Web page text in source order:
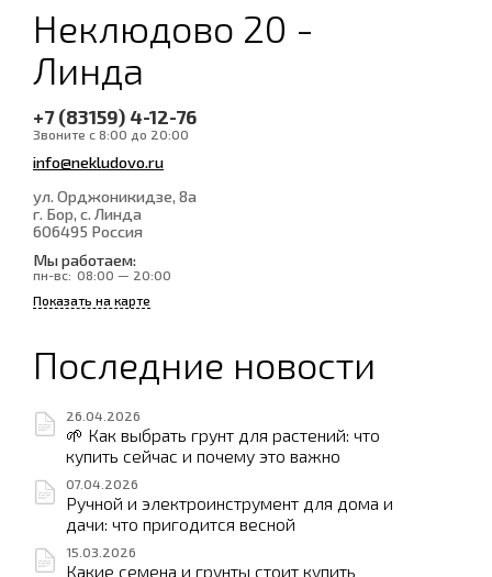
Неклюдово 20 -
Линда
+7 (83159) 4-12-76
Звоните с 8:00 до 20:00
info@nekludovo.ru
ул. Орджоникидзе, 8а
г. Бор, с. Линда
606495 Россия
Мы работаем:
пн-вс: 08:00 — 20:00
Показать на карте
Последние новости
26.04.2026
🌱 Как выбрать грунт для растений: что
купить сейчас и почему это важно
07.04.2026
Ручной и электроинструмент для дома и
дачи: что пригодится весной
15.03.2026
Какие семена и грунты стоит купить